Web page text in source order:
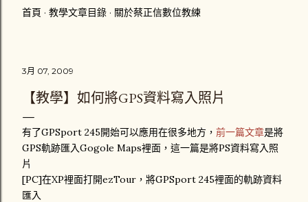
首頁 教學文章目錄 關於蔡正信數位教練
3月 07, 2009
【教學】如何將GPS資料寫入照片
有了GPSport 245開始可以應用在很多地方， 前一篇文章是將
GPS軌跡匯入Gogole Maps裡面，這一篇是將PS資料寫入照
片
[PC]在XP裡面打開ezTour，將GPSport 245裡面的軌跡資料
匯入